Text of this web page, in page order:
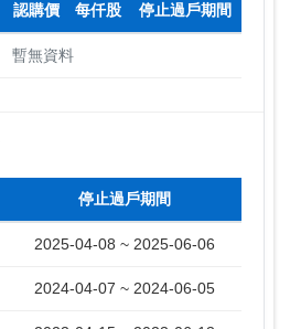
認購價 每仟股 停止過戶期間
暫無資料
停止過戶期間
2025-04-08 ~ 2025-06-06
2024-04-07 ~ 2024-06-05